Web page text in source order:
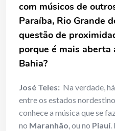
com músicos de
Paraíba, Rio Grande
questão de
porque é mais aberta
Bahia?
José Teles: Na verdade,
entre os estados
conhece a música que se
no Maranhão, ou no Piauí.